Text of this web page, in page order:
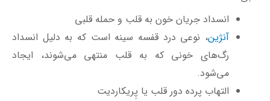
انسداد جریان خون به قلب و حمله قلبی
آنژین، نوعی درد قفسه سینه است که به دلیل انسداد
رگ‌های خونی که به قلب منتهی می‌شوند، ایجاد
می‌شود.
التهاب پرده دور قلب یا پِریکاردیت